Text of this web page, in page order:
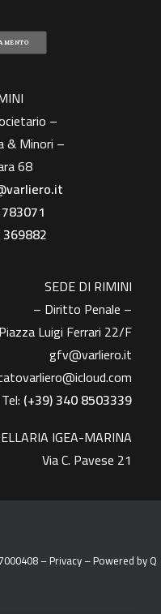
–
& Minori –
68
SEDE DI RIMINI
– Diritto Penale –
Piazza Luigi Ferrari 22/F
gfv@varliero.it
Tel: (+39) 340 8503339
IGEA-MARINA
Via C. Pavese 21
–Privacy– Powered byQ